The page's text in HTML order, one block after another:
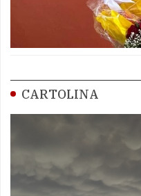
CARTOLINA